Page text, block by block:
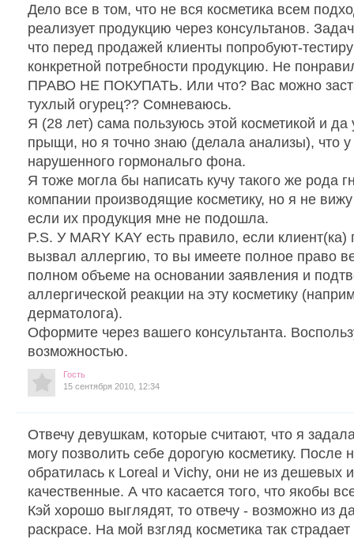
Дело все в том, что не вся косметика всем
реализует продукцию через консультанов.
что перед продажей клиенты попробуют-
конкретной потребности продукцию. Не
ПРАВО НЕ ПОКУПАТЬ. Или что? Вас можно
тухлый огурец?? Сомневаюсь.
Я (28 лет) сама пользуюсь этой косметикой и да
прыщи, но я точно знаю (делала анализы), что у
нарушенного гормональго фона.
Я тоже могла бы написать кучу такого же рода
компании производящие косметику, но я не
если их продукция мне не подошла.
P.S. У MARY KAY есть правило, если клиент(ка)
вызвал аллергию, то вы имеете полное право
полном объеме на основании заявления и
аллергической реакции на эту косметику
дерматолога).
Оформите через вашего консультанта.
возможностью.
Гость
15 сентября 2010, 12:34
Отвечу девушкам, которые считают, что я
могу позволить себе дорогую косметику. После
обратилась к Loreal и Vichy, они не из дешевых
качественные. А что касается того, что якобы
Кэй хорошо выглядят, то отвечу - возможно из
раскрасе. На мой взгляд косметика так